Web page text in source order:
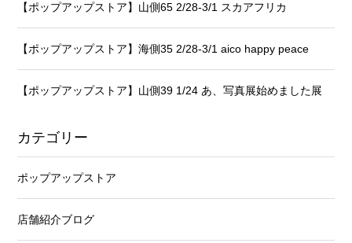
【ポップアップストア】山側65 2/28-3/1 スカアフリカ
【ポップアップストア】海側35 2/28-3/1 aico happy peace
【ポップアップストア】山側39 1/24 あ、写真展始めました展
カテゴリー
ポップアップストア
店舗紹介ブログ